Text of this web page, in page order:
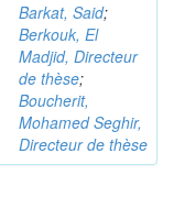
Barkat, Said;
Berkouk, El
Madjid, Directeur
de thèse;
Boucherit,
Mohamed Seghir,
Directeur de thèse